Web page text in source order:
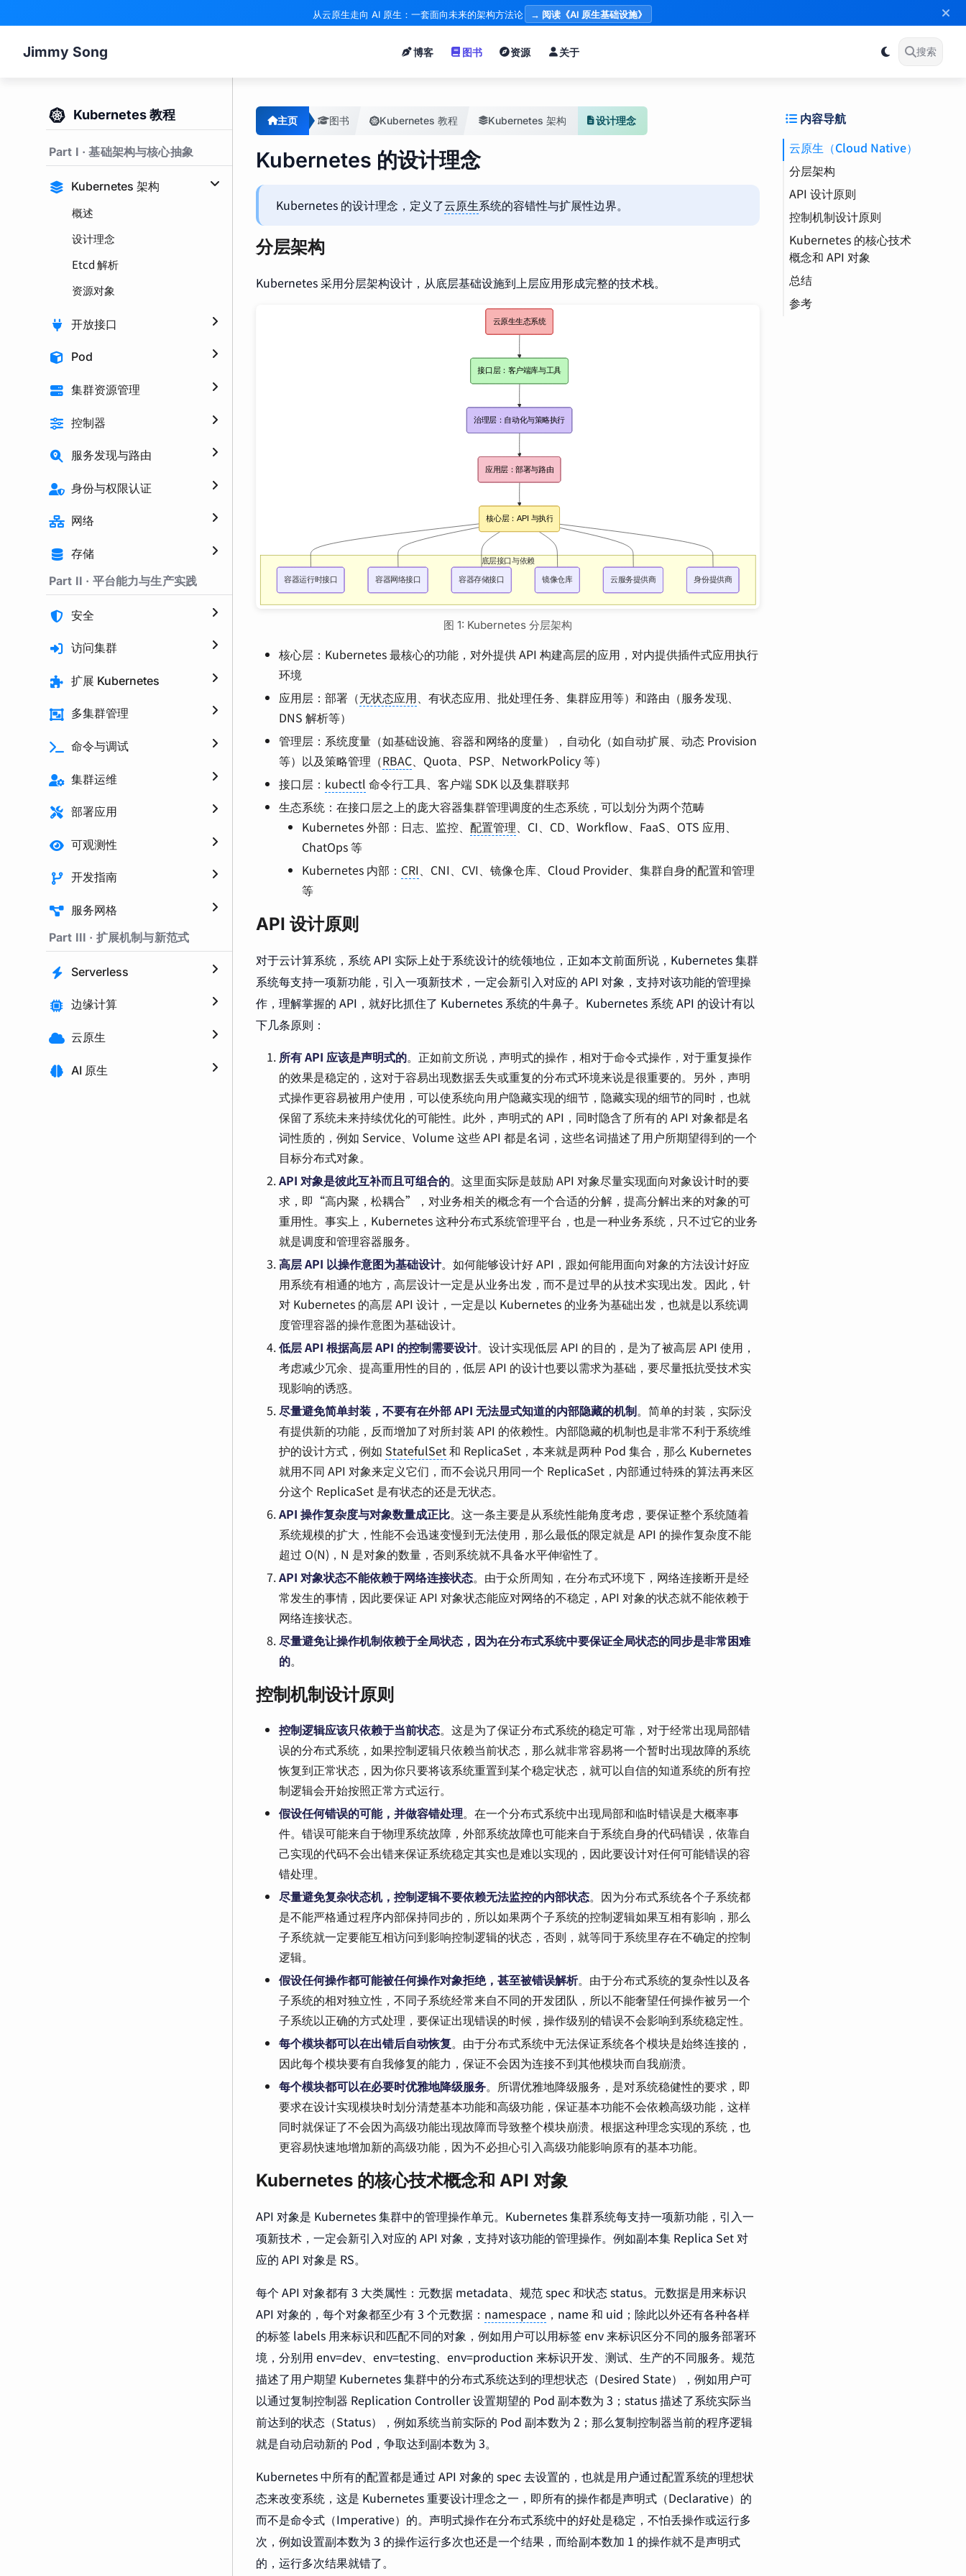
从云原生走向 AI 原生：一套面向未来的架构方法论 → 阅读《AI 原生基础设施》
Jimmy Song 博客 图书 资源 关于 搜索
Kubernetes 教程
Part I · 基础架构与核心抽象
Kubernetes 架构
概述
设计理念
Etcd 解析
资源对象
开放接口
Pod
集群资源管理
控制器
服务发现与路由
身份与权限认证
网络
存储
Part II · 平台能力与生产实践
安全
访问集群
扩展 Kubernetes
多集群管理
命令与调试
集群运维
部署应用
可观测性
开发指南
服务网格
Part III · 扩展机制与新范式
Serverless
边缘计算
云原生
AI 原生
主页 图书 Kubernetes 教程 Kubernetes 架构 设计理念
Kubernetes 的设计理念
Kubernetes 的设计理念，定义了云原生系统的容错性与扩展性边界。
分层架构
Kubernetes 采用分层架构设计，从底层基础设施到上层应用形成完整的技术栈。
图 1: Kubernetes 分层架构
核心层：Kubernetes 最核心的功能，对外提供 API 构建高层的应用，对内提供插件式应用执行
环境
应用层：部署（无状态应用、有状态应用、批处理任务、集群应用等）和路由（服务发现、
DNS 解析等）
管理层：系统度量（如基础设施、容器和网络的度量），自动化（如自动扩展、动态 Provision
等）以及策略管理（RBAC、Quota、PSP、NetworkPolicy 等）
接口层： kubectl 命令行工具、客户端 SDK 以及集群联邦
生态系统：在接口层之上的庞大容器集群管理调度的生态系统，可以划分为两个范畴
Kubernetes 外部：日志、监控、 配置管理、CI、CD、Workflow、FaaS、OTS 应用、
ChatOps 等
Kubernetes 内部： CRI、CNI、CVI、镜像仓库、Cloud Provider、集群自身的配置和管理
等
API 设计原则
对于云计算系统，系统 API 实际上处于系统设计的统领地位，正如本文前面所说，Kubernetes 集群
系统每支持一项新功能，引入一项新技术，一定会新引入对应的 API 对象，支持对该功能的管理操
作，理解掌握的 API，就好比抓住了 Kubernetes 系统的牛鼻子。Kubernetes 系统 API 的设计有以
下几条原则：
所有 API 应该是声明式的。正如前文所说，声明式的操作，相对于命令式操作，对于重复操作
的效果是稳定的，这对于容易出现数据丢失或重复的分布式环境来说是很重要的。另外，声明
式操作更容易被用户使用，可以使系统向用户隐藏实现的细节，隐藏实现的细节的同时，也就
保留了系统未来持续优化的可能性。此外，声明式的 API，同时隐含了所有的 API 对象都是名
词性质的，例如 Service、Volume 这些 API 都是名词，这些名词描述了用户所期望得到的一个
目标分布式对象。
API 对象是彼此互补而且可组合的。这里面实际是鼓励 API 对象尽量实现面向对象设计时的要
求，即“高内聚，松耦合”，对业务相关的概念有一个合适的分解，提高分解出来的对象的可
重用性。事实上，Kubernetes 这种分布式系统管理平台，也是一种业务系统，只不过它的业务
就是调度和管理容器服务。
高层 API 以操作意图为基础设计。如何能够设计好 API，跟如何能用面向对象的方法设计好应
用系统有相通的地方，高层设计一定是从业务出发，而不是过早的从技术实现出发。因此，针
对 Kubernetes 的高层 API 设计，一定是以 Kubernetes 的业务为基础出发，也就是以系统调
度管理容器的操作意图为基础设计。
低层 API 根据高层 API 的控制需要设计。设计实现低层 API 的目的，是为了被高层 API 使用，
考虑减少冗余、提高重用性的目的，低层 API 的设计也要以需求为基础，要尽量抵抗受技术实
现影响的诱惑。
尽量避免简单封装，不要有在外部 API 无法显式知道的内部隐藏的机制。简单的封装，实际没
有提供新的功能，反而增加了对所封装 API 的依赖性。内部隐藏的机制也是非常不利于系统维
护的设计方式，例如 StatefulSet和 ReplicaSet，本来就是两种 Pod 集合，那么 Kubernetes
就用不同 API 对象来定义它们，而不会说只用同一个 ReplicaSet，内部通过特殊的算法再来区
分这个 ReplicaSet 是有状态的还是无状态。
API 操作复杂度与对象数量成正比。这一条主要是从系统性能角度考虑，要保证整个系统随着
系统规模的扩大，性能不会迅速变慢到无法使用，那么最低的限定就是 API 的操作复杂度不能
超过 O(N)，N 是对象的数量，否则系统就不具备水平伸缩性了。
API 对象状态不能依赖于网络连接状态。由于众所周知，在分布式环境下，网络连接断开是经
常发生的事情，因此要保证 API 对象状态能应对网络的不稳定，API 对象的状态就不能依赖于
网络连接状态。
尽量避免让操作机制依赖于全局状态，因为在分布式系统中要保证全局状态的同步是非常困难
的。
控制机制设计原则
控制逻辑应该只依赖于当前状态。这是为了保证分布式系统的稳定可靠，对于经常出现局部错
误的分布式系统，如果控制逻辑只依赖当前状态，那么就非常容易将一个暂时出现故障的系统
恢复到正常状态，因为你只要将该系统重置到某个稳定状态，就可以自信的知道系统的所有控
制逻辑会开始按照正常方式运行。
假设任何错误的可能，并做容错处理。在一个分布式系统中出现局部和临时错误是大概率事
件。错误可能来自于物理系统故障，外部系统故障也可能来自于系统自身的代码错误，依靠自
己实现的代码不会出错来保证系统稳定其实也是难以实现的，因此要设计对任何可能错误的容
错处理。
尽量避免复杂状态机，控制逻辑不要依赖无法监控的内部状态。因为分布式系统各个子系统都
是不能严格通过程序内部保持同步的，所以如果两个子系统的控制逻辑如果互相有影响，那么
子系统就一定要能互相访问到影响控制逻辑的状态，否则，就等同于系统里存在不确定的控制
逻辑。
假设任何操作都可能被任何操作对象拒绝，甚至被错误解析。由于分布式系统的复杂性以及各
子系统的相对独立性，不同子系统经常来自不同的开发团队，所以不能奢望任何操作被另一个
子系统以正确的方式处理，要保证出现错误的时候，操作级别的错误不会影响到系统稳定性。
每个模块都可以在出错后自动恢复。由于分布式系统中无法保证系统各个模块是始终连接的，
因此每个模块要有自我修复的能力，保证不会因为连接不到其他模块而自我崩溃。
每个模块都可以在必要时优雅地降级服务。所谓优雅地降级服务，是对系统稳健性的要求，即
要求在设计实现模块时划分清楚基本功能和高级功能，保证基本功能不会依赖高级功能，这样
同时就保证了不会因为高级功能出现故障而导致整个模块崩溃。根据这种理念实现的系统，也
更容易快速地增加新的高级功能，因为不必担心引入高级功能影响原有的基本功能。
Kubernetes 的核心技术概念和 API 对象
API 对象是 Kubernetes 集群中的管理操作单元。Kubernetes 集群系统每支持一项新功能，引入一
项新技术，一定会新引入对应的 API 对象，支持对该功能的管理操作。例如副本集 Replica Set 对
应的 API 对象是 RS。
每个 API 对象都有 3 大类属性：元数据 metadata、规范 spec 和状态 status。元数据是用来标识
API 对象的，每个对象都至少有 3 个元数据： namespace ，name 和 uid；除此以外还有各种各样
的标签 labels 用来标识和匹配不同的对象，例如用户可以用标签 env 来标识区分不同的服务部署环
境，分别用 env=dev、env=testing、env=production 来标识开发、测试、生产的不同服务。规范
描述了用户期望 Kubernetes 集群中的分布式系统达到的理想状态（Desired State），例如用户可
以通过复制控制器 Replication Controller 设置期望的 Pod 副本数为 3；status 描述了系统实际当
前达到的状态（Status），例如系统当前实际的 Pod 副本数为 2；那么复制控制器当前的程序逻辑
就是自动启动新的 Pod，争取达到副本数为 3。
Kubernetes 中所有的配置都是通过 API 对象的 spec 去设置的，也就是用户通过配置系统的理想状
态来改变系统，这是 Kubernetes 重要设计理念之一，即所有的操作都是声明式（Declarative）的
而不是命令式（Imperative）的。声明式操作在分布式系统中的好处是稳定，不怕丢操作或运行多
次，例如设置副本数为 3 的操作运行多次也还是一个结果，而给副本数加 1 的操作就不是声明式
的，运行多次结果就错了。
内容导航
云原生（Cloud Native）
分层架构
无状态应用（Stateless
Application）
RBAC（基于角色的访
问控制）
kubectl
配置管理
（Configuration
API 设计原则
StatefulSet（有状态
集）
控制机制设计原则
Kubernetes 的核心技术
概念和 API 对象
Namespace（命名空
间）
总结
Paxos（Paxos 共识）
参考